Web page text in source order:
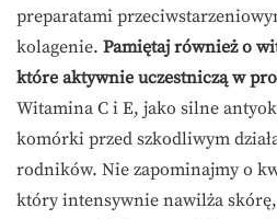
preparatami
kolagenie. Pamiętaj również o
które aktywnie uczestniczą w
Witamina C i E, jako silne
komórki przed szkodliwym
rodników. Nie zapominajmy o
który intensywnie nawilża